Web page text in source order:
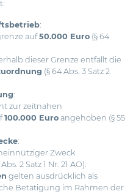
:
auf50.000 Euro (§ 64
dieser Grenze entfällt die
(§ 64 Abs. 3 Satz 2
:
zur zeitnahen
100.000 Euro angehoben (§ 55
:
Zweck
2 Satz 1 Nr. 21 AO).
gelten ausdrücklich als
Betätigung im Rahmen der